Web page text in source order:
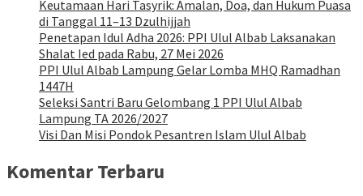
Keutamaan Hari Tasyrik: Amalan, Doa, dan Hukum Puasa
di Tanggal 11–13 Dzulhijjah
Penetapan Idul Adha 2026: PPI Ulul Albab Laksanakan
Shalat Ied pada Rabu, 27 Mei 2026
PPI Ulul Albab Lampung Gelar Lomba MHQ Ramadhan
1447H
Seleksi Santri Baru Gelombang 1 PPI Ulul Albab
Lampung TA 2026/2027
Visi Dan Misi Pondok Pesantren Islam Ulul Albab
Komentar Terbaru